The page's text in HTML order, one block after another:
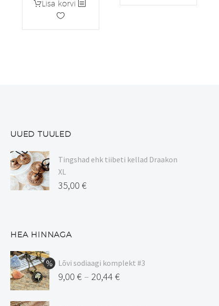
oli:
12,22 €.
on:
Lisa korvi
UUED TUULED
Tingshad ehk tiibeti kellad Draakon
XL
35,00 €
HEA HINNAGA
Lõvi sodiaagi komplekt #3
9,00 € – 20,44 €